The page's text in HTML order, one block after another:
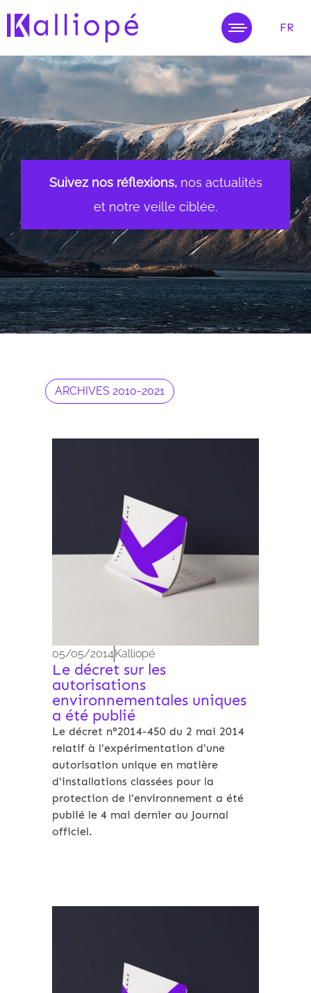
FR
Suivez nos réflexions, nos actualités
et notre veille ciblée.
ARCHIVES 2010-2021
05/05/2014Kalliopé
Le décret sur les
autorisations
environnementales uniques
a été publié
Le décret n°2014-450 du 2 mai 2014
relatif à l'expérimentation d'une
autorisation unique en matière
d'installations classées pour la
protection de l'environnement a été
publié le 4 mai dernier au Journal
officiel.